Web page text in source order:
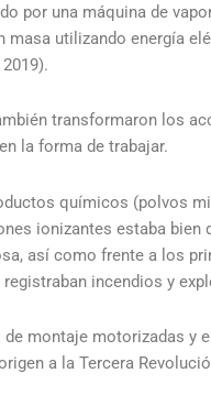
por una máquina de
utilizando energía
transformaron los
la forma de trabajar.
químicos (polvos
ionizantes estaba
así como frente a los
incendios y
montaje motorizadas
a la Tercera